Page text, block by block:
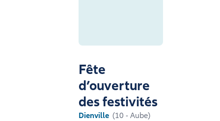
Fête
d’ouverture
des festivités
Dienville (10 - Aube)